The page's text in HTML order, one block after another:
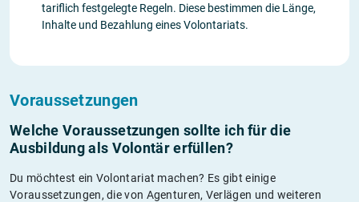
tariflich festgelegte Regeln. Diese bestimmen die Länge,
Inhalte und Bezahlung eines Volontariats.
Voraussetzungen
Welche Voraussetzungen sollte ich für die
Ausbildung als Volontär erfüllen?
Du möchtest ein Volontariat machen? Es gibt einige
Voraussetzungen, die von Agenturen, Verlägen und weiteren